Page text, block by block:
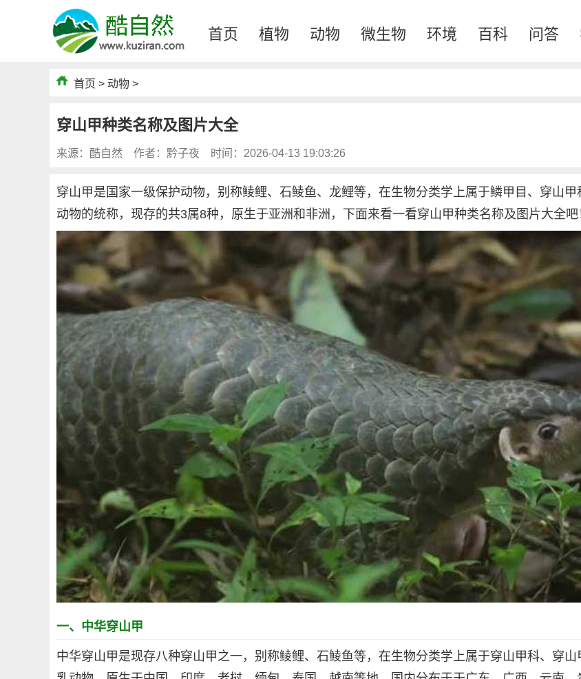
首页 植物 动物 微生物 环境 百科 问答
首页 > 动物 >
穿山甲种类名称及图片大全
来源：酷自然 作者：黔子夜 时间：2026-04-13 19:03:26
穿山甲是国家一级保护动物，别称鲮鲤、石鲮鱼、龙鲤等，在生物分类学上属于鳞甲目、穿山甲
动物的统称，现存的共3属8种，原生于亚洲和非洲，下面来看一看穿山甲种类名称及图片大全吧
一、中华穿山甲
中华穿山甲是现存八种穿山甲之一，别称鲮鲤、石鲮鱼等，在生物分类学上属于穿山甲科、穿山